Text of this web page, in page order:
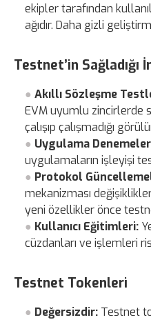
ekipler tarafından
ağıdır. Daha gizli
Testnet’in Sağladığı
Akıllı Sözleşme
EVM uyumlu zincirlerde
çalışıp çalışmadığı
Uygulama
uygulamaların işleyişi
Protokol
mekanizması
yeni özellikler önce
Kullanıcı Eğitimleri:
cüzdanları ve işlemleri
Testnet Tokenleri
Değersizdir: Testnet